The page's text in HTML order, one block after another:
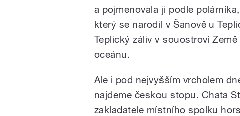
a pojmenovala ji podle
který se narodil v Šanově u
Teplický záliv v souostroví
oceánu.
Ale i pod nejvyšším vrcholem
najdeme českou stopu. Chata
zakladatele místního spolku